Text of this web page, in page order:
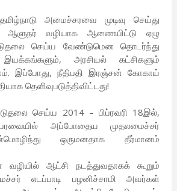
அமைச்சரவை முடிவு செய்து
ஆளுநர் வழியாக ஆணையிட்டு ஏழு
செய்ய வேண்டுமென தொடர்ந்து
அரசியல் கட்சிகளும்
இப்போது, நீதிபதி இரஞ்சன் கோகாய்
தெளிவுபடுத்திவிட்டது!
செய்ய 2014 – பிப்ரவரி 18இல்,
அப்போதைய முதலமைச்சர்
ஒருமனதாக தீர்மானம்
வழியில் ஆட்சி நடத்துவதாகக் கூறும்
எடப்பாடி பழனிச்சாமி அவர்கள்